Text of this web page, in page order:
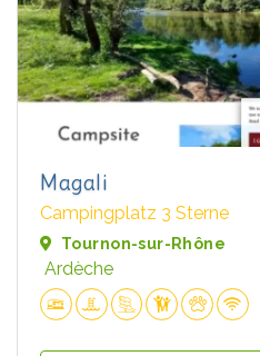
Magali
Campingplatz 3 Sterne
Tournon-sur-Rhône
Ardèche